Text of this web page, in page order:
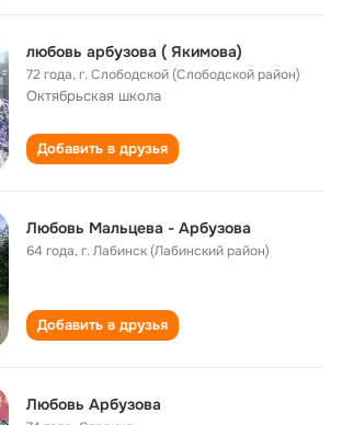
любовь арбузова ( Якимова)
72 года,г. Слободской (Слободской район)
Октябрьская школа
Добавить в друзья
Любовь Мальцева - Арбузова
64 года,г. Лабинск (Лабинский район)
Добавить в друзья
Любовь Арбузова